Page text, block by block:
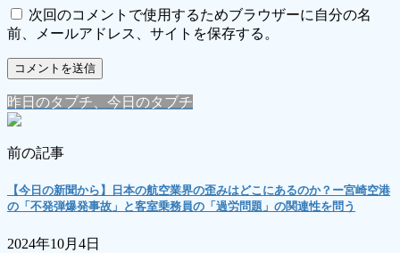
次回のコメントで使用するためブラウザーに自分の名
前、メールアドレス、サイトを保存する。
昨日のタブチ、今日のタブチ
前の記事
【今日の新聞から】日本の航空業界の歪みはどこにあるのか？ー宮崎空港
の「不発弾爆発事故」と客室乗務員の「過労問題」の関連性を問う
2024年10月4日